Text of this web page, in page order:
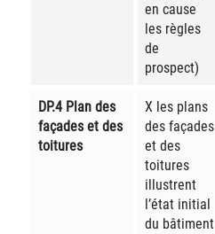
en cause
les règles
de
prospect)
DP.4 Plan des
façades et des
toitures
X les plans
des façades
et des
toitures
illustrent
l’état initial
du bâtiment